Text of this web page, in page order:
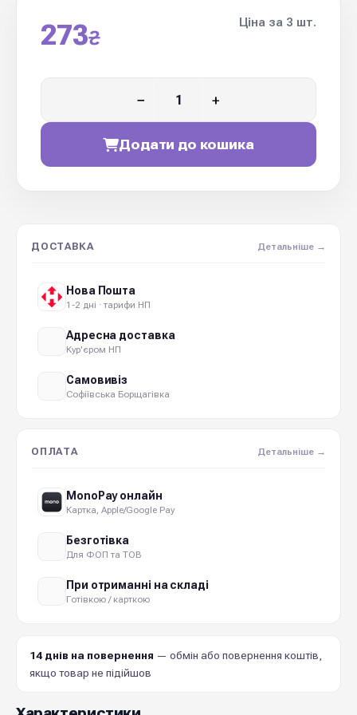
273₴
Ціна за 3 шт.
− +
Додати до кошика
ДОСТАВКА Детальніше →
Нова Пошта
1-2 дні · тарифи НП
Адресна доставка
Кур'єром НП
Самовивіз
Софіївська Борщагівка
ОПЛАТА Детальніше →
MonoPay онлайн
Картка, Apple/Google Pay
Безготівка
Для ФОП та ТОВ
При отриманні на складі
Готівкою / карткою
14 днів на повернення — обмін або повернення коштів,
якщо товар не підійшов